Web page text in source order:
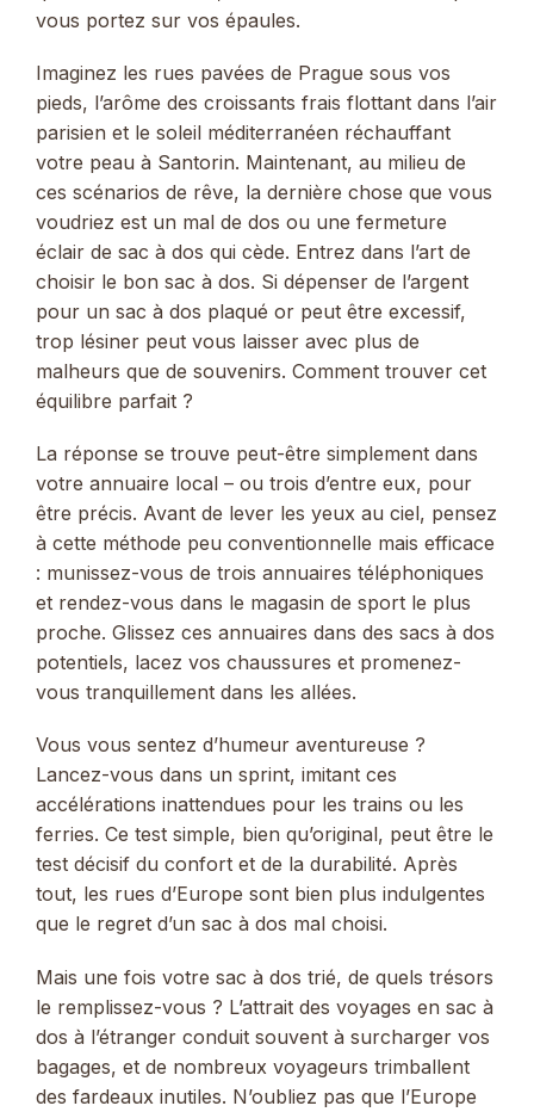
vous portez sur vos épaules.
Imaginez les rues pavées de Prague sous vos
pieds, l’arôme des croissants frais flottant dans l’air
parisien et le soleil méditerranéen réchauffant
votre peau à Santorin. Maintenant, au milieu de
ces scénarios de rêve, la dernière chose que vous
voudriez est un mal de dos ou une fermeture
éclair de sac à dos qui cède. Entrez dans l’art de
choisir le bon sac à dos. Si dépenser de l’argent
pour un sac à dos plaqué or peut être excessif,
trop lésiner peut vous laisser avec plus de
malheurs que de souvenirs. Comment trouver cet
équilibre parfait ?
La réponse se trouve peut-être simplement dans
votre annuaire local – ou trois d’entre eux, pour
être précis. Avant de lever les yeux au ciel, pensez
à cette méthode peu conventionnelle mais efficace
: munissez-vous de trois annuaires téléphoniques
et rendez-vous dans le magasin de sport le plus
proche. Glissez ces annuaires dans des sacs à dos
potentiels, lacez vos chaussures et promenez-
vous tranquillement dans les allées.
Vous vous sentez d’humeur aventureuse ?
Lancez-vous dans un sprint, imitant ces
accélérations inattendues pour les trains ou les
ferries. Ce test simple, bien qu’original, peut être le
test décisif du confort et de la durabilité. Après
tout, les rues d’Europe sont bien plus indulgentes
que le regret d’un sac à dos mal choisi.
Mais une fois votre sac à dos trié, de quels trésors
le remplissez-vous ? L’attrait des voyages en sac à
dos à l’étranger conduit souvent à surcharger vos
bagages, et de nombreux voyageurs trimballent
des fardeaux inutiles. N’oubliez pas que l’Europe